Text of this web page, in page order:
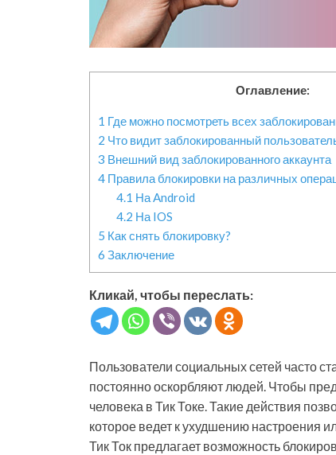
Оглавление:
1 Где можно посмотреть всех
2 Что видит заблокированный
3 Внешний вид заблокированного аккаунта
4 Правила блокировки на различных
4.1 На Android
4.2 На IOS
5 Как снять блокировку?
6 Заключение
Кликай, чтобы переслать:
Пользователи социальных сетей часто
постоянно оскорбляют людей. Чтобы
человека в Тик Токе. Такие действия
которое ведет к ухудшению настроения
Тик Ток предлагает возможность